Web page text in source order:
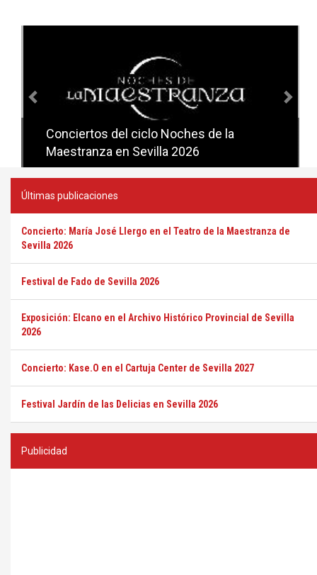
Conciertos del ciclo Noches de la
Maestranza en Sevilla 2026
Conciertos del ciclo Candlelight en
Sevilla
Últimas publicaciones
Concierto: María José Llergo en el Teatro de la Maestranza de
Sevilla 2026
Festival de Fado de Sevilla 2026
Exposición: Elcano en el Archivo Histórico Provincial de Sevilla
2026
Concierto: Kase.O en el Cartuja Center de Sevilla 2027
Festival Jardín de las Delicias en Sevilla 2026
Publicidad